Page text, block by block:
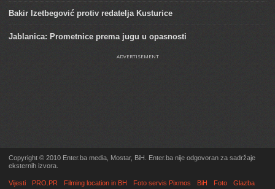
Bakir Izetbegović protiv redatelja Kusturice
Jablanica: Prometnice prema jugu u opasnosti
ADVERTISEMENT
Copyright © 2010 Enter.ba media, Mostar, BiH. Enter.ba nije odgovoran za sadržaje
eksternih izvora.
Vijesti PRO.PR Filming location in BH Foto servis Pixmos BiH Foto Glazba